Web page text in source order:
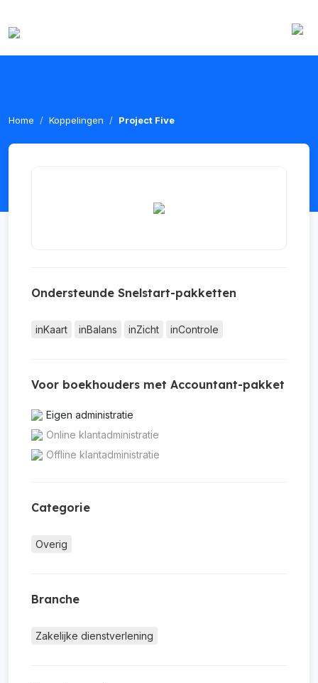
Home Koppelingen Project Five
Ondersteunde Snelstart-pakketten
inKaart inBalans inZicht inControle
Voor boekhouders met Accountant-pakket
Eigen administratie
Online klantadministratie
Offline klantadministratie
Categorie
Overig
Branche
Zakelijke dienstverlening